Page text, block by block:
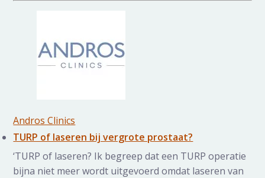
Andros Clinics
TURP of laseren bij vergrote prostaat?
‘TURP of laseren? Ik begreep dat een TURP operatie
bijna niet meer wordt uitgevoerd omdat laseren van